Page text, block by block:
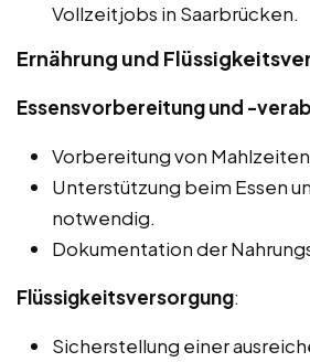
Vollzeitjobs in Saarbrücken.
Ernährung und
Essensvorbereitung und -
Vorbereitung von
Unterstützung beim Essen
notwendig.
Dokumentation der
Flüssigkeitsversorgung:
Sicherstellung einer